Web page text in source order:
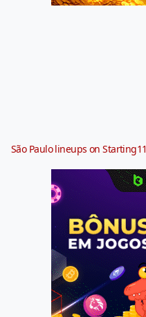
São Paulo lineups on Starting11